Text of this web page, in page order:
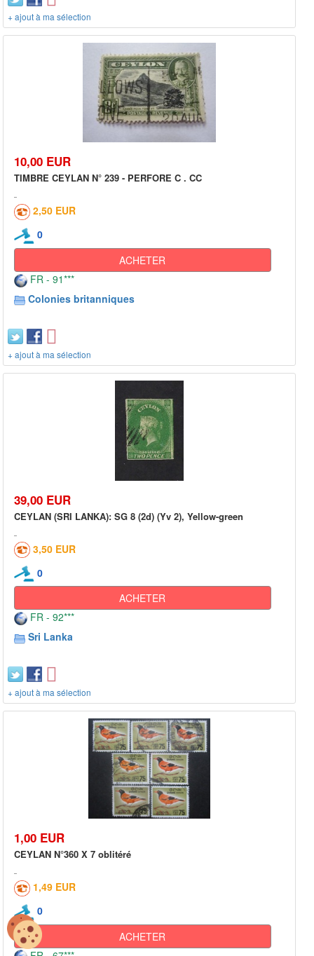
+ ajout à ma sélection
10,00 EUR
TIMBRE CEYLAN N° 239 - PERFORE C . CC
2,50 EUR
0
ACHETER
FR - 91***
Colonies britanniques
+ ajout à ma sélection
39,00 EUR
CEYLAN (SRI LANKA): SG 8 (2d) (Yv 2), Yellow-green
3,50 EUR
0
ACHETER
FR - 92***
Sri Lanka
+ ajout à ma sélection
1,00 EUR
CEYLAN N°360 X 7 oblitéré
1,49 EUR
0
ACHETER